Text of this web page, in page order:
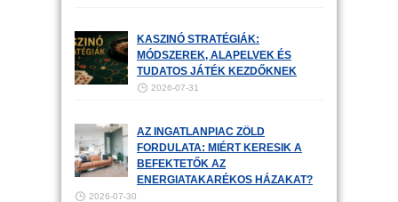
KASZINÓ STRATÉGIÁK:
MÓDSZEREK, ALAPELVEK ÉS
TUDATOS JÁTÉK KEZDŐKNEK
2026-07-31
AZ INGATLANPIAC ZÖLD
FORDULATA: MIÉRT KERESIK A
BEFEKTETŐK AZ
ENERGIATAKARÉKOS HÁZAKAT?
2026-07-30